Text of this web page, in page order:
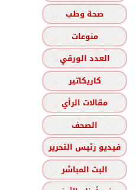
صحة وطب
منوعات
العدد الورقي
كاريكاتير
مقالات الرأي
الصحف
فيديو رئيس التحرير
البث المباشر